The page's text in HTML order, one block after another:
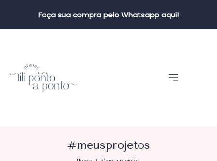
Faça sua compra pelo Whatsapp aqui!
#meusprojetos